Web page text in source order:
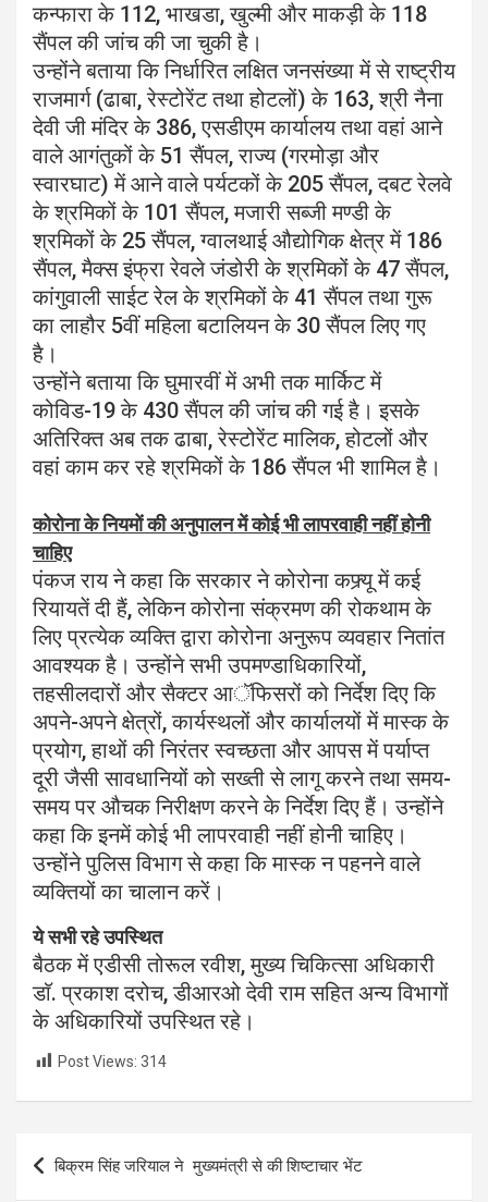
कन्फारा के 112, भाखडा, खुल्मी और माकड़ी के 118
सैंपल की जांच की जा चुकी है।
उन्होंने बताया कि निर्धारित लक्षित जनसंख्या में से राष्ट्रीय
राजमार्ग (ढाबा, रेस्टोरेंट तथा होटलों) के 163, श्री नैना
देवी जी मंदिर के 386, एसडीएम कार्यालय तथा वहां आने
वाले आगंतुकों के 51 सैंपल, राज्य (गरमोड़ा और
स्वारघाट) में आने वाले पर्यटकों के 205 सैंपल, दबट रेलवे
के श्रमिकों के 101 सैंपल, मजारी सब्जी मण्डी के
श्रमिकों के 25 सैंपल, ग्वालथाई औद्योगिक क्षेत्र में 186
सैंपल, मैक्स इंफ्रा रेवले जंडोरी के श्रमिकों के 47 सैंपल,
कांगुवाली साईट रेल के श्रमिकों के 41 सैंपल तथा गुरू
का लाहौर 5वीं महिला बटालियन के 30 सैंपल लिए गए
है।
उन्होंने बताया कि घुमारवीं में अभी तक मार्किट में
कोविड-19 के 430 सैंपल की जांच की गई है। इसके
अतिरिक्त अब तक ढाबा, रेस्टोरेंट मालिक, होटलों और
वहां काम कर रहे श्रमिकों के 186 सैंपल भी शामिल है।
कोरोना के नियमों की अनुपालन में कोई भी लापरवाही नहीं होनी
चाहिए
पंकज राय ने कहा कि सरकार ने कोरोना कफ्र्यू में कई
रियायतें दी हैं, लेकिन कोरोना संक्रमण की रोकथाम के
लिए प्रत्येक व्यक्ति द्वारा कोरोना अनुरूप व्यवहार नितांत
आवश्यक है। उन्होंने सभी उपमण्डाधिकारियों,
तहसीलदारों और सैक्टर आॅफिसरों को निर्देश दिए कि
अपने-अपने क्षेत्रों, कार्यस्थलों और कार्यालयों में मास्क के
प्रयोग, हाथों की निरंतर स्वच्छता और आपस में पर्याप्त
दूरी जैसी सावधानियों को सख्ती से लागू करने तथा समय-
समय पर औचक निरीक्षण करने के निर्देश दिए हैं। उन्होंने
कहा कि इनमें कोई भी लापरवाही नहीं होनी चाहिए।
उन्होंने पुलिस विभाग से कहा कि मास्क न पहनने वाले
व्यक्तियों का चालान करें।
ये सभी रहे उपस्थित
बैठक में एडीसी तोरूल रवीश, मुख्य चिकित्सा अधिकारी
डाॅ. प्रकाश दरोच, डीआरओ देवी राम सहित अन्य विभागों
के अधिकारियों उपस्थित रहे।
Post Views: 314
Post
navigation
बिक्रम सिंह जरियाल ने मुख्यमंत्री से की शिष्टाचार भेंट